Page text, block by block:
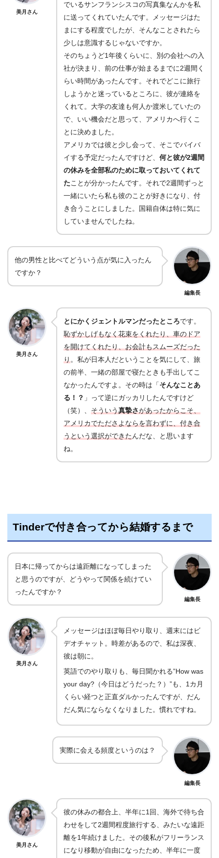
美月さん
でいるサンフランシスコの写真集なんかを私
に送ってくれていたんです。メッセージはた
まにする程度でしたが、そんなことされたら
少しは意識するじゃないですか。
そのちょうど1年後くらいに、別の会社への入
社が決まり、前の仕事が始まるまでに2週間く
らい時間があったんです。それでどこに旅行
しようかと迷っているところに、彼が連絡を
くれて。大学の友達も何人か渡米していたの
で、いい機会だと思って、アメリカへ行くこ
とに決めました。
アメリカでは彼と少し会って、そこでバイバ
イする予定だったんですけど、 何と彼が2週間
の休みを全部私のために取っておいてくれて
たことが分かったんです。それで2週間ずっと
一緒にいたら私も彼のことが好きになり、付
き合うことにしました。国籍自体は特に気に
していませんでしたね。
他の男性と比べてどういう点が気に入ったん
ですか？
編集長
美月さん
とにかくジェントルマンだったところです。
恥ずかしげもなく花束をくれたり、車のドア
を開けてくれたり、お会計もスムーズだった
り。私が日本人だということを気にして、旅
の前半、一緒の部屋で寝たときも手出してこ
なかったんですよ。その時は「そんなことあ
る！？ 」って逆にガッカリしたんですけど
（笑）、 そういう真摯さがあったからこそ、
アメリカでたださよならを言わずに、付き合
うという選択ができたんだな、と思います
ね。
Tinderで付き合ってから結婚するまで
日本に帰ってからは遠距離になってしまった
と思うのですが、どうやって関係を続けてい
ったんですか？
編集長
美月さん
メッセージはほぼ毎日やり取り、週末にはビ
デオチャット。時差があるので、私は深夜、
彼は朝に。
英語でのやり取りも、毎日聞かれる”How was
your day?（今日はどうだった？）”も、1カ月
くらい経つと正直ダルかったんですが、だん
だん気にならなくなりました。慣れですね。
実際に会える頻度というのは？
編集長
美月さん
彼の休みの都合上、半年に1回、海外で待ち合
わせをして2週間程度旅行する、みたいな遠距
離を1年続けました。その後私がフリーランス
になり移動が自由になったため、半年に一度